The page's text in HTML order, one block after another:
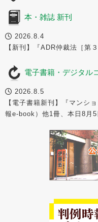
本・雑誌 新刊
2026.8.4
【新刊】『ADR仲裁法［第
電子書籍・デジタル
2026.8.5
【電子書籍新刊】『マンシ
報e-book）他1冊、本日8月5